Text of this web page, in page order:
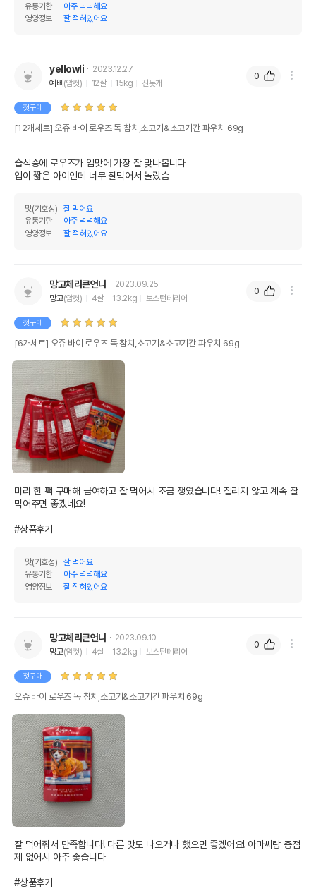
상품 필수 정보
품명 및 모델명
법에 의한 인증,허가 등을
받았음을 확인할수 있는
경우 그에 대한 사항
유통기한
아주 넉넉해요
영양정보
잘 적혀있어요
yellowli
2023.12.27
예삐(암컷) 12살 15kg 진돗개
첫구매
[12개세트] 오쥬 바이 로우즈 독 참치,소고기&소고기간 파우치 69g
습식중에 로우즈가 입맛에 가장 잘 맞나봅니다
입이 짧은 아이인데 너무 잘먹어서 놀랐슴
맛(기호성)
잘 먹어요
유통기한
아주 넉넉해요
영양정보
잘 적혀있어요
0
망고체리큰언니
2023.09.25
망고(암컷) 4살 13.2kg 보스턴테리어
첫구매
[6개세트] 오쥬 바이 로우즈 독 참치,소고기&소고기간 파우치 69g
미리 한 팩 구매해 급여하고 잘 먹어서 조금 쟁였습니다! 질리지 않고 계속 잘
먹어주면 좋겠네요!
#상품후기
맛(기호성)
잘 먹어요
유통기한
아주 넉넉해요
영양정보
잘 적혀있어요
0
망고체리큰언니
2023.09.10
망고(암컷) 4살 13.2kg 보스턴테리어
첫구매
오쥬 바이 로우즈 독 참치,소고기&소고기간 파우치 69g
잘 먹어줘서 만족합니다! 다른 맛도 나오거나 했으면 좋겠어요! 아마씨랑 증점
제 없어서 아주 좋습니다
#상품후기
0